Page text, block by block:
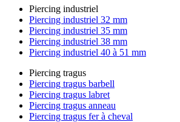
Piercing industriel
Piercing industriel 32 mm
Piercing industriel 35 mm
Piercing industriel 38 mm
Piercing industriel 40 à 51 mm
Piercing tragus
Piercing tragus barbell
Piercing tragus labret
Piercing tragus anneau
Piercing tragus fer à cheval